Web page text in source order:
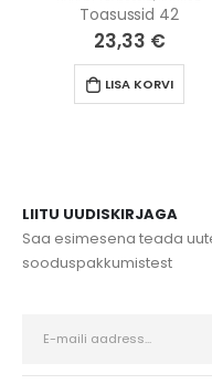
Toasussid 42
23,33 €
LISA KORVI
LIITU UUDISKIRJAGA
Saa esimesena teada
sooduspakkumistest